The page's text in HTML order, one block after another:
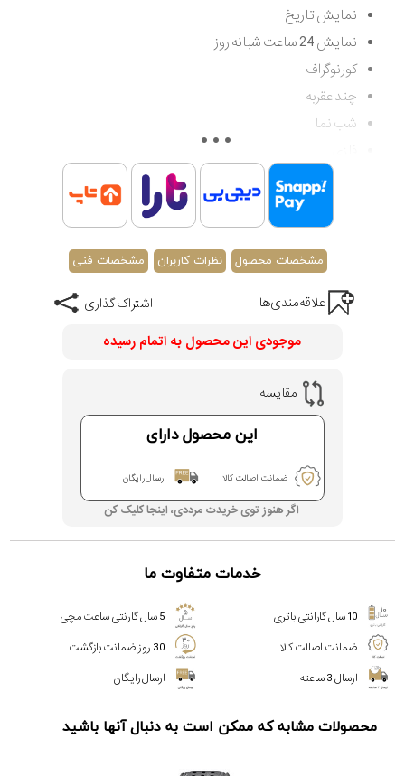
نمایش تاریخ
نمایش 24 ساعت شبانه روز
کورنوگراف
چند عقربه
شب نما
تقویم
کلاسیک
مقاوم در برابر آب تا 100 متر (غواصی کم عمق)
اصالت کشور اسپانیا
گارانتی مادام العمر اصالت کالا
مشخصات محصول نظرات کاربران مشخصات فنی
اشتراک گذاری
علاقه‌مندی‌ها
موجودی این محصول به اتمام رسیده
مقایسه
این محصول دارای
ضمانت اصالت کالا ارسال رایگان
اگر هنوز توی خریدت مرددی، اینجا کلیک کن
خدمات متفاوت ما
10 سال گارانتی باتری
5 سال گارنتی ساعت مچی
ضمانت اصالت کالا
30 روز ضمانت بازگشت
ارسال 3 ساعته
ارسال رایگان
محصولات مشابه که ممکن است به دنبال آنها باشید